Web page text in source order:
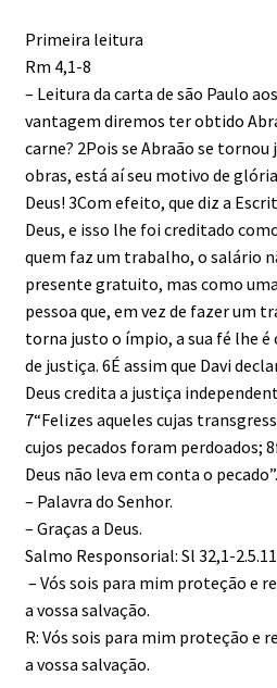
Primeira leitura
Rm 4,1-8
– Leitura da carta de são Paulo
vantagem diremos ter obtido
carne? 2Pois se Abraão se
obras, está aí seu motivo de
Deus! 3Com efeito, que diz a
Deus, e isso lhe foi creditado
quem faz um trabalho, o salário
presente gratuito, mas como
pessoa que, em vez de fazer um
torna justo o ímpio, a sua fé lhe
de justiça. 6É assim que Davi
Deus credita a justiça
7“Felizes aqueles cujas
cujos pecados foram perdoados;
Deus não leva em conta o pecado”.
– Palavra do Senhor.
– Graças a Deus.
Salmo Responsorial: Sl 32,1-
– Vós sois para mim proteção e
a vossa salvação.
R: Vós sois para mim proteção e
a vossa salvação.